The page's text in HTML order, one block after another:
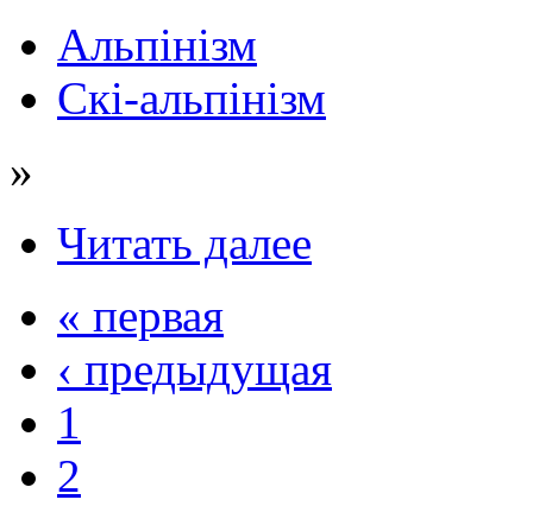
Альпінізм
Скі-альпінізм
»
Читать далее
« первая
‹ предыдущая
1
2